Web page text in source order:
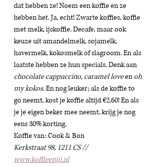
dat hebben ze! Noem een koffie en ze
hebben het. Ja, echt! Zwarte koffies, koffie
met melk, ijskoffie. Decafe, maar ook
keuze uit amandelmelk, sojamelk,
havermelk, kokosmelk of slagroom. En als
laatste hebben ze hun specials. Denk aan
chocolate cappuccino, caramel love en oh
my kokos. En nog leuker; als de koffie to
go neemt, kost je koffie altijd €2,60! En als
je je eigen beker mee neemt, krijg je nog
eens 30% korting.
Koffie van: Cook & Bon
Kerkstraat 98, 1211 CS //
www.koffieenjij.nl